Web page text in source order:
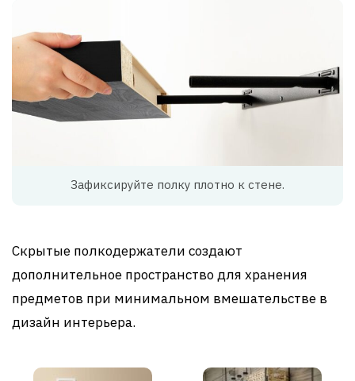
Зафиксируйте полку плотно к стене.
Скрытые полкодержатели создают
дополнительное пространство для хранения
предметов при минимальном вмешательстве в
дизайн интерьера.